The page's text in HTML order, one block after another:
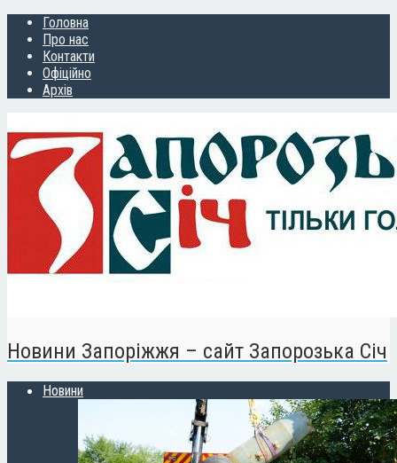
Головна
Про нас
Контакти
Офіційно
Архів
Новини Запоріжжя – сайт Запорозька Січ
Новини